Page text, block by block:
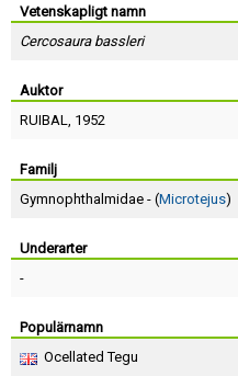
Vetenskapligt namn
Cercosaura bassleri
Auktor
RUIBAL, 1952
Familj
Gymnophthalmidae - (Microtejus)
Underarter
-
Populärnamn
Ocellated Tegu
Lösenord:
Terms of Service